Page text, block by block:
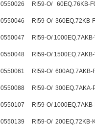
0550026 RI59-O/ 60EQ.76KB-
0550046 RI59-O/
0550047 RI59-O/
0550048 RI59-O/
0550061 RI59-O/ 600AQ.7AKB-
0550088 RI59-O/ 300EQ.7AKA-
0550107 RI59-O/
0550139 RI59-O/